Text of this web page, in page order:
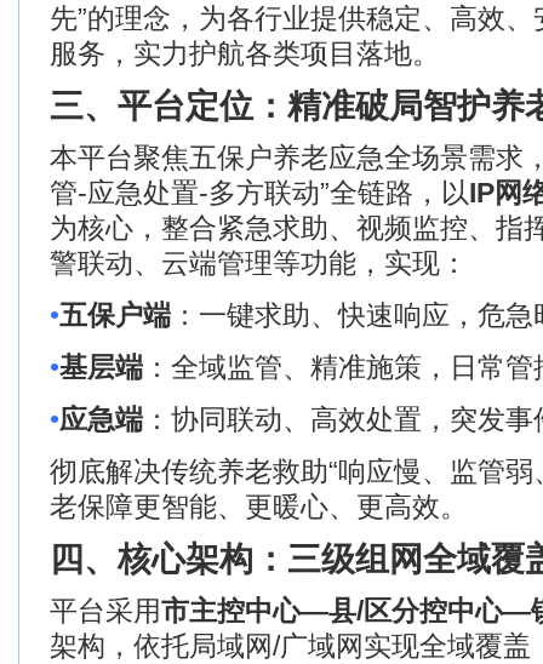
先”的理念，为各行业提供稳定、高效
服务，实力护航各类项目落地。
三、平台定位：精准破局智护养
本平台聚焦五保户养老应急全场景需求
管-应急处置-多方联动”全链路，以IP网
为核心，整合紧急求助、视频监控、指
警联动、云端管理等功能，实现：
•五保户端 ：一键求助、快速响应，危
•基层端 ：全域监管、精准施策，日常
•应急端 ：协同联动、高效处置，突发
彻底解决传统养老救助“响应慢、监管弱
老保障更智能、更暖心、更高效。
四、核心架构：三级组网全域覆
平台采用市主控中心—县/区分控中心—
架构，依托局域网/广域网实现全域覆盖